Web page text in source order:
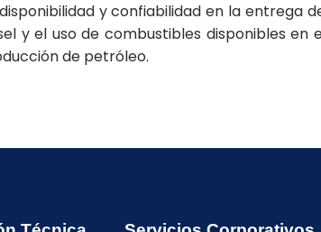
y confiabilidad en la entrega
y el uso de combustibles disponibles en
de petróleo.